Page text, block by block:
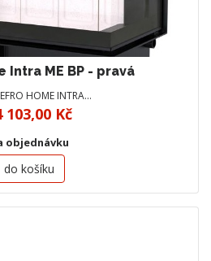
Intra ME BP - pravá
HOME INTRA…
103,00 Kč
objednávku
do košíku